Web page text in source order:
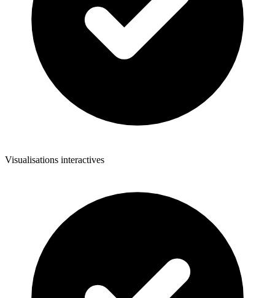
Visualisations interactives